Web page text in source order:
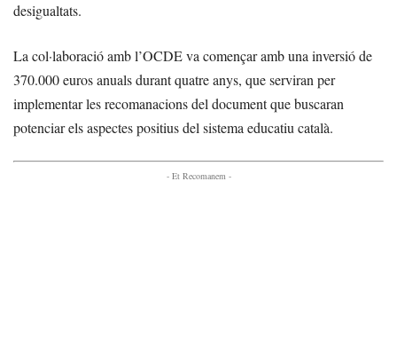
desigualtats.
La col·laboració amb l’OCDE va començar amb una inversió de
370.000 euros anuals durant quatre anys, que serviran per
implementar les recomanacions del document que buscaran
potenciar els aspectes positius del sistema educatiu català.
- Et Recomanem -